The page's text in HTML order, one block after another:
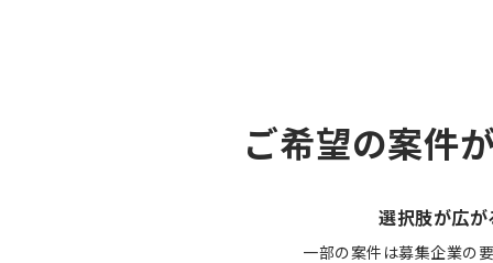
ご希望の案件
選択肢が広が
一部の案件は募集企業の